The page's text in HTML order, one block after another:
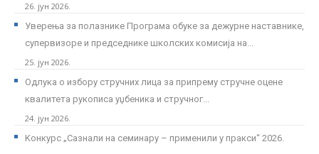
26. јун 2026.
Уверења за полазнике Програмa обуке за дежурне наставнике,
супервизоре и председнике школских комисија на...
25. јун 2026.
Одлука о избору стручних лица за припрему стручне оцене
квалитета рукописа уџбеника и стручног...
24. јун 2026.
Kонкурс „Сазнали на семинару – применили у пракси“ 2026.